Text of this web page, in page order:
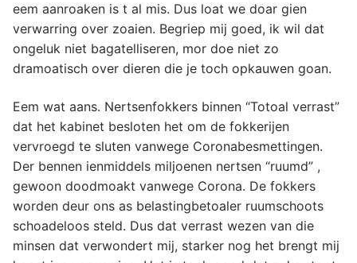
eem aanroaken is t al mis. Dus loat we doar gien
verwarring over zoaien. Begriep mij goed, ik wil dat
ongeluk niet bagatelliseren, mor doe niet zo
dramoatisch over dieren die je toch opkauwen goan.
Eem wat aans. Nertsenfokkers binnen “Totoal verrast”
dat het kabinet besloten het om de fokkerijen
vervroegd te sluten vanwege Coronabesmettingen.
Der bennen ienmiddels miljoenen nertsen “ruumd” ,
gewoon doodmoakt vanwege Corona. De fokkers
worden deur ons as belastingbetoaler ruumschoots
schoadeloos steld. Dus dat verrast wezen van die
minsen dat verwondert mij, starker nog het brengt mij